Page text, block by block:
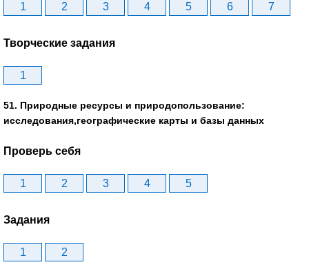
1 2 3 4 5 6 7
Творческие задания
1
51. Природные ресурсы и природопользование:
исследования,географические карты и базы данных
Проверь себя
1 2 3 4 5
Задания
1 2